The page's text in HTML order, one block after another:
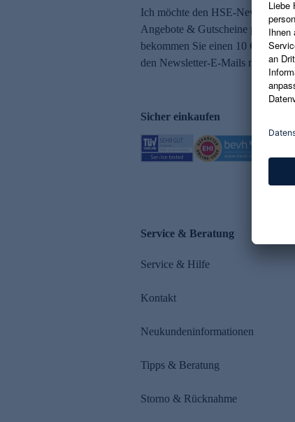
Ich möchte den HSE-Newsletter
Angebote & Gutscheine per E-
bekommen Sie einen 10 €
den Newsletter-E-Mails möglich.
Sicher einkaufen
Service & Beratung
Service & Hilfe
Kontakt
Neukundeninformationen
Tipps & Beratung
Storno & Rücknahme